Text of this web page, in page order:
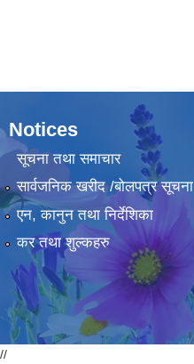
Notices
सूचना तथा समाचार
सार्वजनिक खरीद /बोलपत्र सूचना
एन, कानुन तथा निर्देशिका
कर तथा शुल्कहरु
//